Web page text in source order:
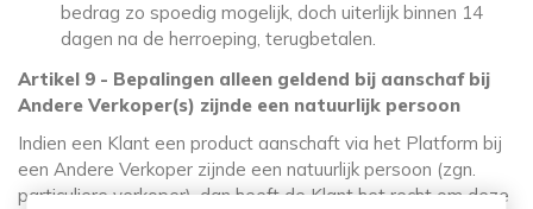
bedrag zo spoedig mogelijk, doch uiterlijk binnen 14
dagen na de herroeping, terugbetalen.
Artikel 9 - Bepalingen alleen geldend bij aanschaf bij
Andere Verkoper(s) zijnde een natuurlijk persoon
Indien een Klant een product aanschaft via het Platform bij
een Andere Verkoper zijnde een natuurlijk persoon (zgn.
particuliere verkoper), dan heeft de Klant het recht om deze